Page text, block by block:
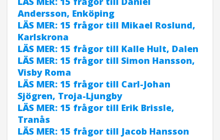
Andersson, Enköping
LÄS MER: 15 frågor till Mikael Roslund,
Karlskrona
LÄS MER: 15 frågor till Kalle Hult, Dalen
LÄS MER: 15 frågor till Simon Hansson,
Visby Roma
LÄS MER: 15 frågor till Carl-Johan
Sjögren, Troja-Ljungby
LÄS MER: 15 frågor till Erik Brissle,
Tranås
LÄS MER: 15 frågor till Jacob Hansson